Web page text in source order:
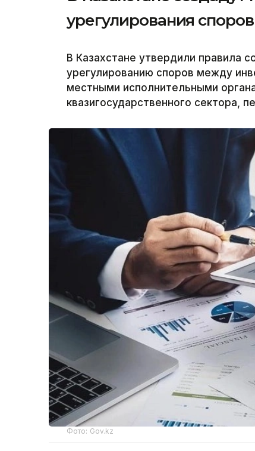
урегулирования
В Казахстане утвердили правила
урегулированию споров между
местными исполнительными
квазигосударственного сектора,
Фото: Gov.kz